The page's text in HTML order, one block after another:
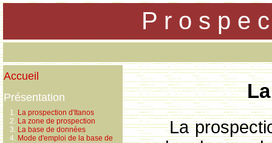
P r o s p e
Accueil
Présentation
1. La prospection d'Itanos
2. La zone de prospection
3. La base de données
4. Mode d'emploi de la base de
La